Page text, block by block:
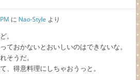
に Nao-Style より
。
ておかないとおいしいのはできないな。
そうだ。
、得意料理にしちゃおうっと。